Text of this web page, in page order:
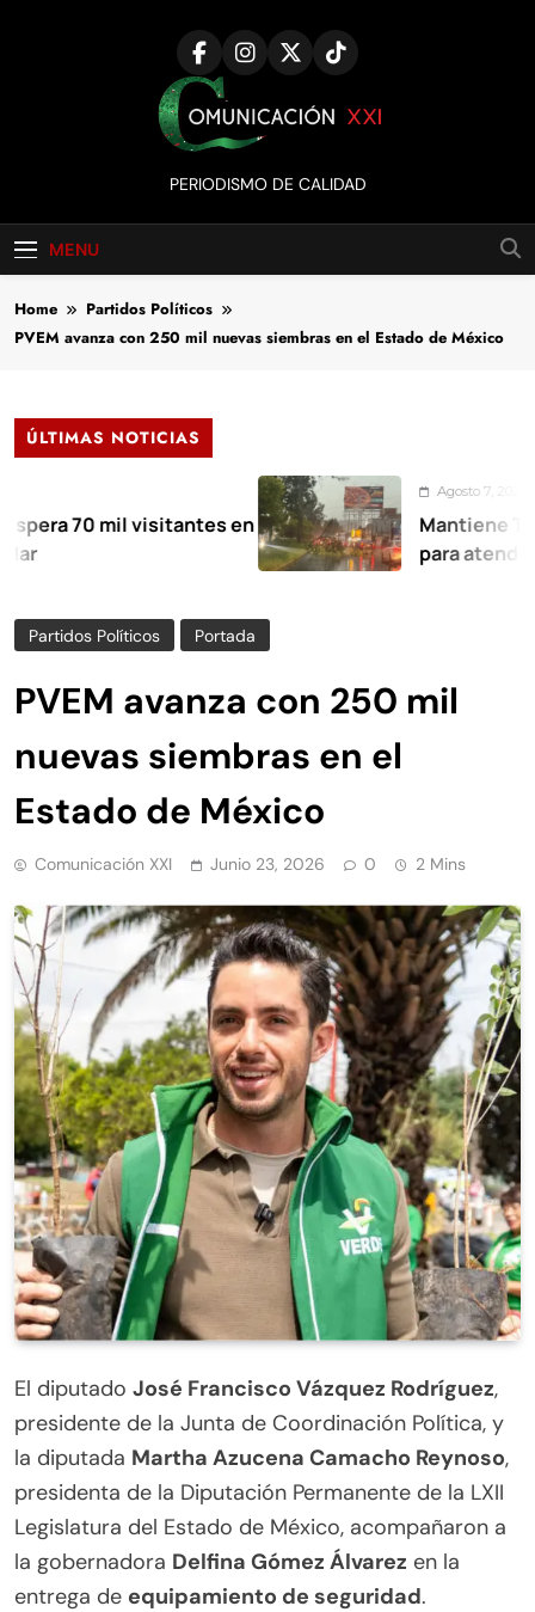
Comunicación
XXI
PERIODISMO DE CALIDAD
MENU
Home
Partidos Políticos
PVEM avanza con 250 mil nuevas siembras en el Estado de México
ÚLTIMAS NOTICIAS
70 mil visitantes en
Agosto 7, 2026
Mantiene Toluca
para atender
Partidos Políticos Portada
PVEM avanza con 250 mil
nuevas siembras en el
Estado de México
Comunicación XXI Junio 23, 2026 0 2 Mins
El diputado José Francisco Vázquez Rodríguez,
presidente de la Junta de Coordinación Política, y
la diputada Martha Azucena Camacho Reynoso,
presidenta de la Diputación Permanente de la LXII
Legislatura del Estado de México, acompañaron a
la gobernadora Delfina Gómez Álvarez en la
entrega de equipamiento de seguridad.